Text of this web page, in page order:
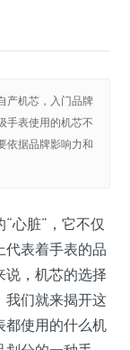
产机芯，入门品牌
手表使用的机芯不
依据品牌影响力和
心脏”，它不仅
代表着手表的品
说，机芯的选择
我们就来揭开这
都使用的什么机